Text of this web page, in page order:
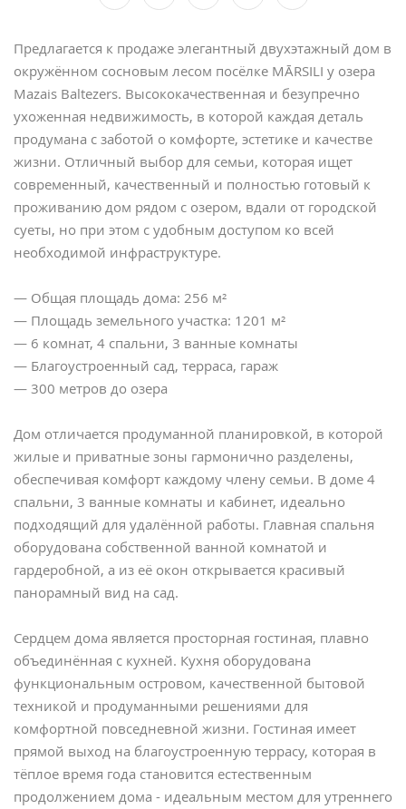
Предлагается к продаже элегантный двухэтажный дом в
окружённом сосновым лесом посёлке MĀRSILI у озера
Маzais Baltezers. Bысококачественная и безупречно
ухоженная недвижимость, в которой каждая деталь
продумана с заботой о комфорте, эстетике и качестве
жизни. Отличный выбор для семьи, которая ищет
современный, качественный и полностью готовый к
проживанию дом рядом с озером, вдали от городской
суеты, но при этом с удобным доступом ко всей
необходимой инфраструктуре.
— Общая площадь дома: 256 м²
— Площадь земельного участка: 1201 м²
— 6 комнат, 4 спальни, 3 ванные комнаты
— Благоустроенный сад, терраса, гараж
— 300 метров до озера
Дом отличается продуманной планировкой, в которой
жилые и приватные зоны гармонично разделены,
обеспечивая комфорт каждому члену семьи. В доме 4
спальни, 3 ванные комнаты и кабинет, идеально
подходящий для удалённой работы. Главная спальня
оборудована собственной ванной комнатой и
гардеробной, а из её окон открывается красивый
панорамный вид на сад.
Сердцем дома является просторная гостиная, плавно
объединённая с кухней. Кухня оборудована
функциональным островом, качественной бытовой
техникой и продуманными решениями для
комфортной повседневной жизни. Гостиная имеет
прямой выход на благоустроенную террасу, которая в
тёплое время года становится естественным
продолжением дома - идеальным местом для утреннего